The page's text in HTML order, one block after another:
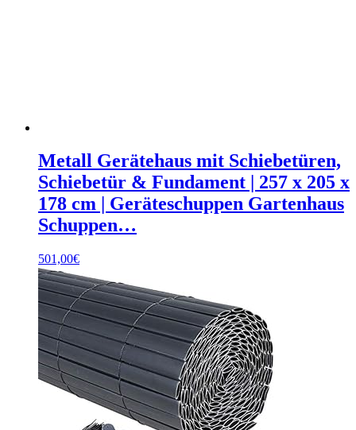
Metall Gerätehaus mit Schiebetüren,
Schiebetür & Fundament | 257 x 205 x
178 cm | Geräteschuppen Gartenhaus
Schuppen…
501,00€